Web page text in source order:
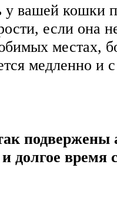
у вашей кошки
если она
местах,
медленно и
подвержены
долгое время